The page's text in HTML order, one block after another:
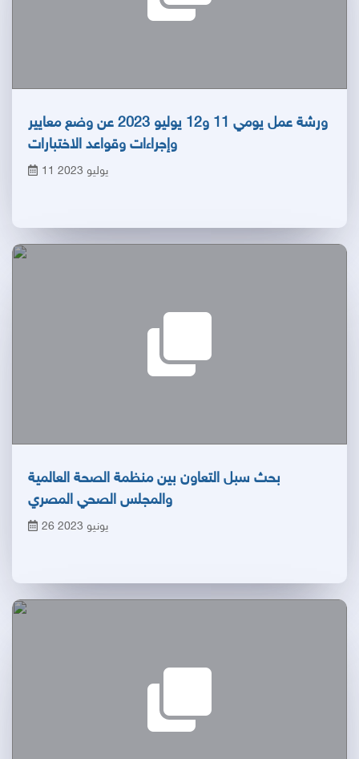
ورشة عمل يومي 11 و12 يوليو 2023 عن وضع معايير
وإجراءات وقواعد الاختبارات
11 يوليو 2023
بحث سبل التعاون بين منظمة الصحة العالمية
والمجلس الصحي المصري
26 يونيو 2023